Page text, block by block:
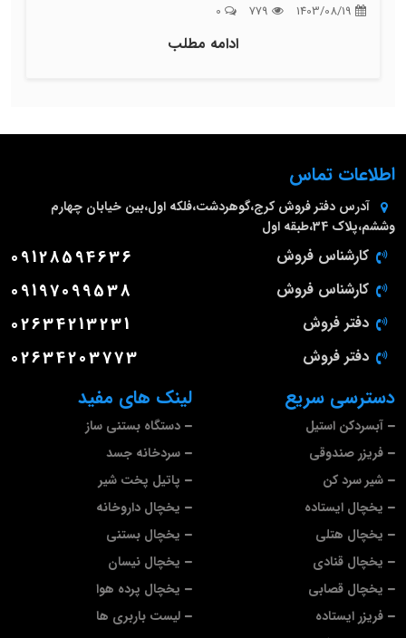
ادامه مطلب
لینک های مفید
دستگاه بستنی ساز
سردخانه جسد
پاتیل پخت شیر
یخچال داروخانه
یخچال بستنی
یخچال نیسان
یخچال پرده هوا
لیست باربری ها
دسترسی سریع
آبسردکن استیل
فریزر صندوقی
شیر سرد کن
یخچال ایستاده
یخچال هتلی
یخچال قنادی
یخچال قصابی
فریزر ایستاده
اطلاعات تماس
آدرس دفتر فروش کرج،گوهردشت،فلکه اول،بین خیابان چهارم
وششم،پلاک 34،طبقه اول
کارشناس فروش 09128594636
کارشناس فروش 09197099538
دفتر فروش 02634213231
دفتر فروش 02634203773